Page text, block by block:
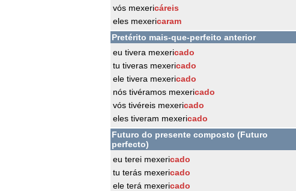
vós mexericáreis
eles mexericaram
Pretérito mais-que-perfeito anterior
eu tivera mexericado
tu tiveras mexericado
ele tivera mexericado
nós tivéramos mexericado
vós tivéreis mexericado
eles tiveram mexericado
Futuro do presente composto (Futuro
perfecto)
eu terei mexericado
tu terás mexericado
ele terá mexericado